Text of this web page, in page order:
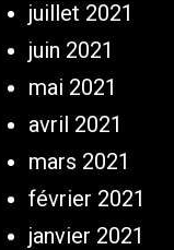
juillet 2021
juin 2021
mai 2021
avril 2021
mars 2021
février 2021
janvier 2021